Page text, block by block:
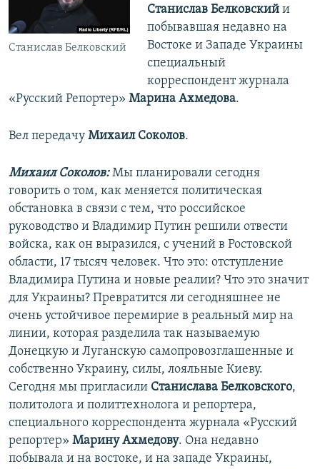
Станислав Белковский
Станислав Белковский и
побывавшая недавно на
Востоке и Западе Украины
специальный
корреспондент журнала
«Русский Репортер» Марина Ахмедова.
Вел передачу Михаил Соколов.
Михаил Соколов:Мы планировали сегодня
говорить о том, как меняется политическая
обстановка в связи с тем, что российское
руководство и Владимир Путин решили отвести
войска, как он выразился, с учений в Ростовской
области, 17 тысяч человек. Что это: отступление
Владимира Путина и новые реалии? Что это значит
для Украины? Превратится ли сегодняшнее не
очень устойчивое перемирие в реальный мир на
линии, которая разделила так называемую
Донецкую и Луганскую самопровозглашенные и
собственно Украину, силы, лояльные Киеву.
Сегодня мы пригласили Станислава Белковского,
политолога и политтехнолога и репортера,
специального корреспондента журнала «Русский
репортер» Марину Ахмедову. Она недавно
побывала и на востоке, и на западе Украины,